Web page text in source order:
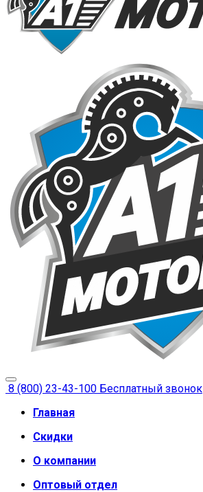
8 (800) 23-43-100 Бесплатный звонок
Главная
Скидки
О компании
Оптовый отдел